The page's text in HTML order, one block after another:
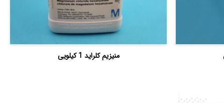
منیزیم کلراید 1 کیلویی